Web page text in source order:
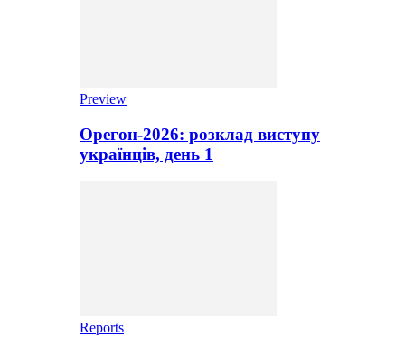
Preview
Орегон-2026: розклад виступу
українців, день 1
Reports